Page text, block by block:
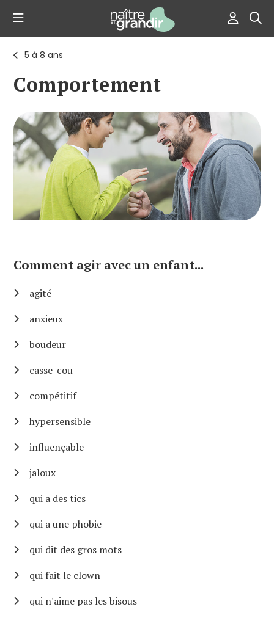
5 à 8 ans
Comportement
Comment agir avec un enfant...
agité
anxieux
boudeur
casse-cou
compétitif
hypersensible
influençable
jaloux
qui a des tics
qui a une phobie
qui dit des gros mots
qui fait le clown
qui n'aime pas les bisous